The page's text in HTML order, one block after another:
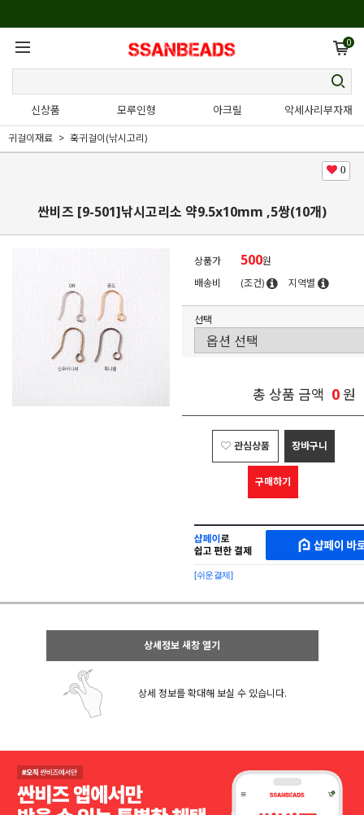
0
신상품 모루인형 아크릴 악세사리부자재
귀걸이재료 훅귀걸이(낚시고리)
0
싼비즈 [9-501]낚시고리소 약9.5x10mm ,5쌍(10개)
상품가 500원
배송비
(조건) 지역별
선택
총 상품 금액 0원
관심상품 장바구니
구매하기
MAKESHOP
SHOPPAY
로
간
구
샵
페
페
이
구
[쉬운결제]
상세정보 새창 열기
상세 정보를 확대해 보실 수 있습니다.